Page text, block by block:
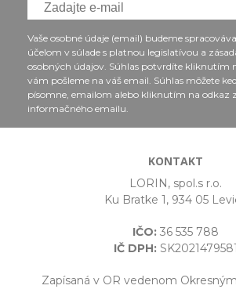
Vaše osobné údaje (email) budeme
účelom v súlade s platnou legislatívou a
osobných údajov. Súhlas potvrdíte kliknutím
vám pošleme na váš email. Súhlas môžete
písomne, emailom alebo kliknutím na odkaz
informačného emailu.
KONTAKT
LORIN, spol.s r.o.
Ku Bratke 1, 934 05
IČO: 36 535 788
IČ DPH:SK2021479581
Zapísaná v OR vedenom